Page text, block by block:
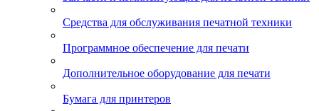
Средства для обслуживания печатной техники
Программное обеспечение для печати
Дополнительное оборудование для печати
Бумага для принтеров